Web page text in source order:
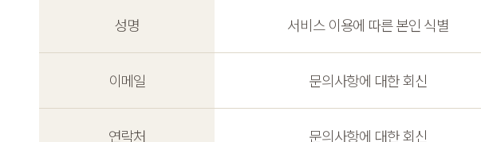
성명 서비스 이용에 따른 본인 식별
이메일 문의사항에 대한 회신
연락처 문의사항에 대한 회신